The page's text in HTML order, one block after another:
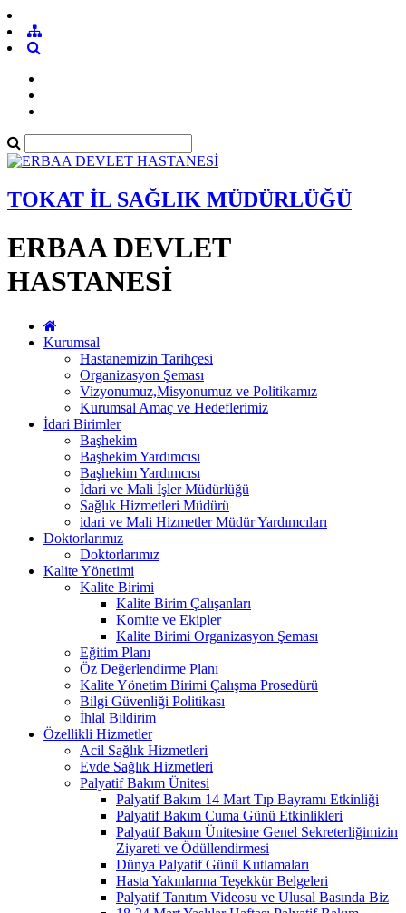
TOKAT İL SAĞLIK MÜDÜRLÜĞÜ
ERBAA DEVLET
HASTANESİ
Kurumsal
Hastanemizin Tarihçesi
Organizasyon Şeması
Vizyonumuz,Misyonumuz ve Politikamız
Kurumsal Amaç ve Hedeflerimiz
İdari Birimler
Başhekim
Başhekim Yardımcısı
Başhekim Yardımcısı
İdari ve Mali İşler Müdürlüğü
Sağlık Hizmetleri Müdürü
idari ve Mali Hizmetler Müdür Yardımcıları
Doktorlarımız
Doktorlarımız
Kalite Yönetimi
Kalite Birimi
Kalite Birim Çalışanları
Komite ve Ekipler
Kalite Birimi Organizasyon Şeması
Eğitim Planı
Öz Değerlendirme Planı
Kalite Yönetim Birimi Çalışma Prosedürü
Bilgi Güvenliği Politikası
İhlal Bildirim
Özellikli Hizmetler
Acil Sağlık Hizmetleri
Evde Sağlık Hizmetleri
Palyatif Bakım Ünitesi
Palyatif Bakım 14 Mart Tıp Bayramı Etkinliği
Palyatif Bakım Cuma Günü Etkinlikleri
Palyatif Bakım Ünitesine Genel Sekreterliğimizin
Ziyareti ve Ödüllendirmesi
Dünya Palyatif Günü Kutlamaları
Hasta Yakınlarına Teşekkür Belgeleri
Palyatif Tanıtım Videosu ve Ulusal Basında Biz